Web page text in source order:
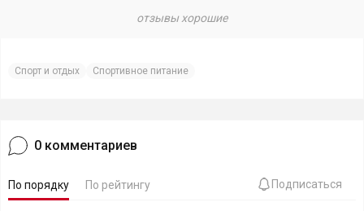
отзывы хорошие
Спорт и отдых Спортивное питание
0 комментариев
По порядку По рейтингу Подписаться